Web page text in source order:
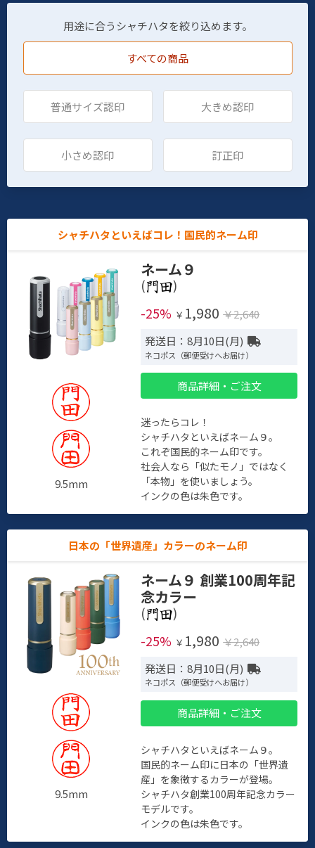
用途に合うシャチハタを絞り込めます。
すべての商品
普通サイズ認印 大きめ認印
小さめ認印 訂正印
シャチハタといえばコレ！国民的ネーム印
9.5mm
ネーム９
(
)
-25% ￥ 1,980 ￥2,640
発送日：8月10日(月)
ネコポス（郵便受けへお届け）
商品詳細・ご注文
迷ったらコレ！
シャチハタといえばネーム９。
これぞ国民的ネーム印です。
社会人なら「似たモノ」ではなく
「本物」を使いましょう。
インクの色は朱色です。
日本の「世界遺産」カラーのネーム印
9.5mm
ネーム９ 創業100周年記
念カラー
(
)
-25% ￥ 1,980 ￥2,640
発送日：8月10日(月)
ネコポス（郵便受けへお届け）
商品詳細・ご注文
シャチハタといえばネーム９。
国民的ネーム印に日本の「世界遺
産」を象徴するカラーが登場。
シャチハタ創業100周年記念カラー
モデルです。
インクの色は朱色です。